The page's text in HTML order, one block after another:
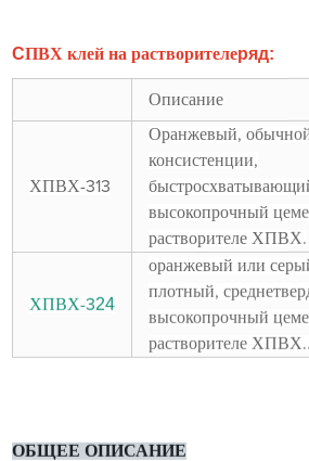
CПВХ клей на растворителеряд:
Описание
ХПВХ-313
Оранжевый,
консистенции,
высокопрочный
растворителе ХПВХ.
ХПВХ-324
оранжевый или
плотный,
высокопрочный
растворителе ХПВХ..
ОБЩЕЕ ОПИСАНИЕ